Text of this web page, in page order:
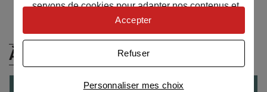
À (Re)Découvrir
servons de cookies pour adapter nos contenus et
personnaliser nos offres
Univers publicitaire: nous utilisons avec nos
publicités personnalisées
Personnaliser mes choix
Refuser
Accepter